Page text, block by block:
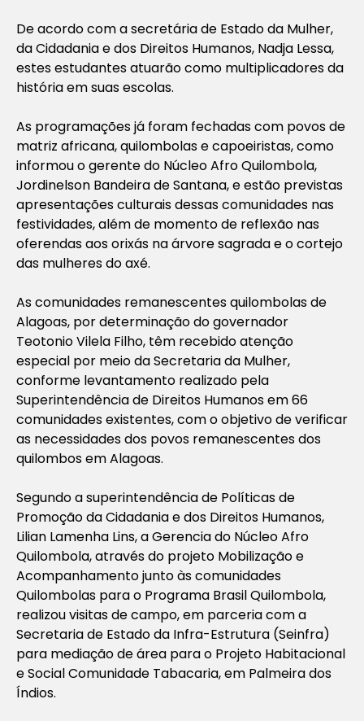
De acordo com a secretária de Estado da Mulher,
da Cidadania e dos Direitos Humanos, Nadja Lessa,
estes estudantes atuarão como multiplicadores da
história em suas escolas.
As programações já foram fechadas com povos de
matriz africana, quilombolas e capoeiristas, como
informou o gerente do Núcleo Afro Quilombola,
Jordinelson Bandeira de Santana, e estão previstas
apresentações culturais dessas comunidades nas
festividades, além de momento de reflexão nas
oferendas aos orixás na árvore sagrada e o cortejo
das mulheres do axé.
As comunidades remanescentes quilombolas de
Alagoas, por determinação do governador
Teotonio Vilela Filho, têm recebido atenção
especial por meio da Secretaria da Mulher,
conforme levantamento realizado pela
Superintendência de Direitos Humanos em 66
comunidades existentes, com o objetivo de verificar
as necessidades dos povos remanescentes dos
quilombos em Alagoas.
Segundo a superintendência de Políticas de
Promoção da Cidadania e dos Direitos Humanos,
Lilian Lamenha Lins, a Gerencia do Núcleo Afro
Quilombola, através do projeto Mobilização e
Acompanhamento junto às comunidades
Quilombolas para o Programa Brasil Quilombola,
realizou visitas de campo, em parceria com a
Secretaria de Estado da Infra-Estrutura (Seinfra)
para mediação de área para o Projeto Habitacional
e Social Comunidade Tabacaria, em Palmeira dos
Índios.